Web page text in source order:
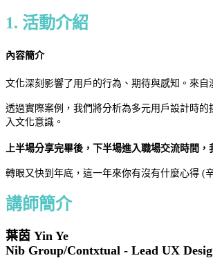
1. 活動介紹
內容簡介
文化深刻影響了用戶的行為、期待與感知。來
透過實際案例，我們將分析為多元用戶設計時
入文化意識。
上半場分享完畢後，下半場進入職場交流時間
轉眼又快到年底，這一年來你有沒有什麼心得 (
講師簡介
葉茵 Yin Ye
Nib Group/Contxtual - Lead UX